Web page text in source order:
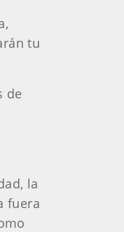
tu
de
la
fuera